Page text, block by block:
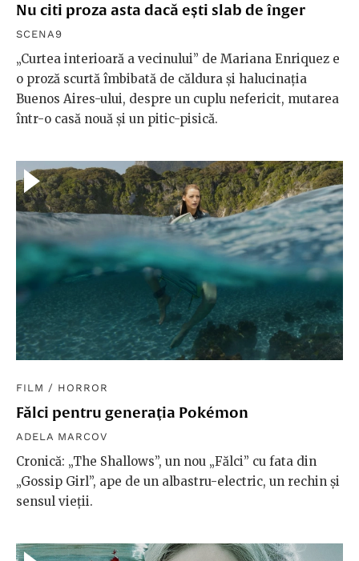
Nu citi proza asta dacă ești slab de înger
SCENA9
„Curtea interioară a vecinului” de Mariana Enriquez e
o proză scurtă îmbibată de căldura și halucinația
Buenos Aires-ului, despre un cuplu nefericit, mutarea
într-o casă nouă și un pitic-pisică.
FILM / HORROR
Fălci pentru generaţia Pokémon
ADELA MARCOV
Cronică: „The Shallows”, un nou „Fălci” cu fata din
„Gossip Girl”, ape de un albastru-electric, un rechin și
sensul vieții.